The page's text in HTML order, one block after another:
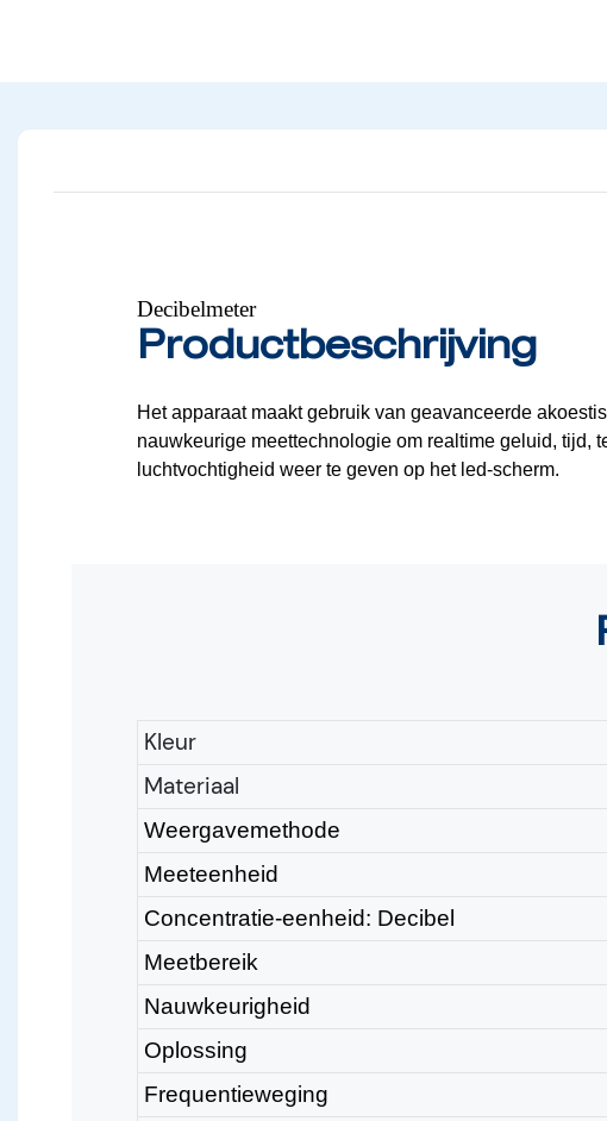
Decibelmeter
Productbeschrijving
Het apparaat maakt gebruik van geavanceerde
nauwkeurige meettechnologie om realtime geluid, tijd,
luchtvochtigheid weer te geven op het led-scherm.
Kleur
Materiaal
Weergavemethode
Meeteenheid
Concentratie-eenheid: Decibel
Meetbereik
Nauwkeurigheid
Oplossing
Frequentieweging